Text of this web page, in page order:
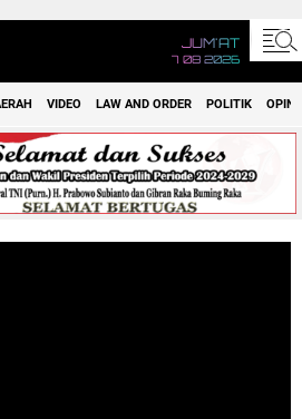
JUM'AT
7 08 2026
VIDEO LAW AND ORDER POLITIK OPINI